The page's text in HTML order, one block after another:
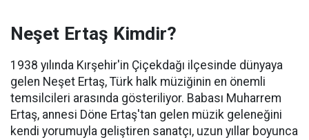
Neşet Ertaş Kimdir?
1938 yılında Kırşehir'in Çiçekdağı ilçesinde dünyaya
gelen Neşet Ertaş, Türk halk müziğinin en önemli
temsilcileri arasında gösteriliyor. Babası Muharrem
Ertaş, annesi Döne Ertaş'tan gelen müzik geleneğini
kendi yorumuyla geliştiren sanatçı, uzun yıllar boyunca